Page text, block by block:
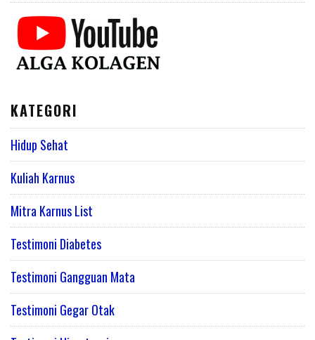
KATEGORI
Hidup Sehat
Kuliah Karnus
Mitra Karnus List
Testimoni Diabetes
Testimoni Gangguan Mata
Testimoni Gegar Otak